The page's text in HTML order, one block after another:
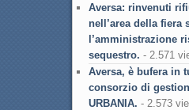
Aversa: rinvenuti
nell’area della fiera
l’amministrazione
sequestro. - 2.571
Aversa, è bufera in
consorzio di
URBANIA. - 2.573